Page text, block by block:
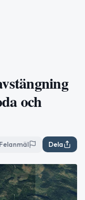
och
Felanmäl Dela